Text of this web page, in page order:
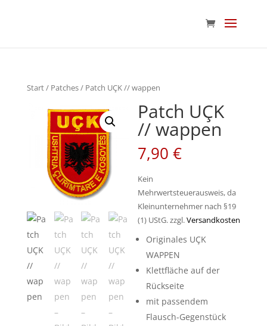
Start/ Patches/ Patch UÇK // wappen
Patch UÇK
// wappen
7,90€
Kein
Mehrwertsteuerausweis, da
Kleinunternehmer nach §19
(1) UStG.zzgl.Versandkosten
Originales UÇK
WAPPEN
Klettfläche auf der
Rückseite
mit passendem
Flausch-Gegenstück